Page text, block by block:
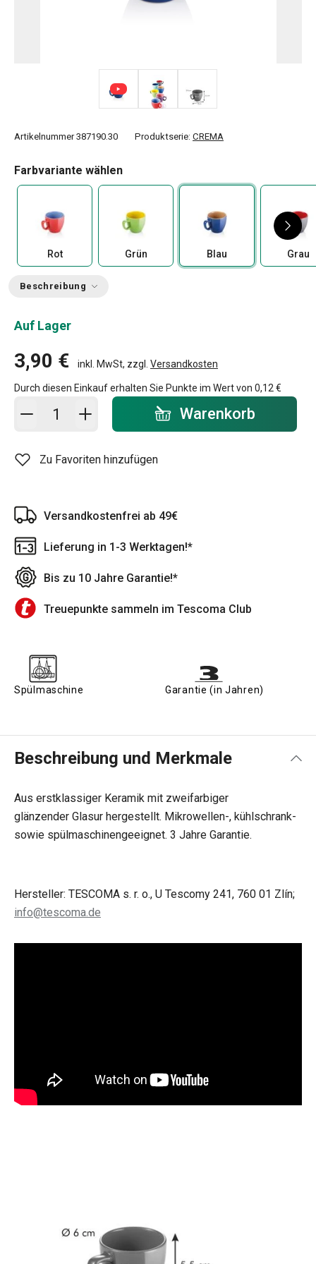
Artikelnummer 387190.30 Produktserie: CREMA
Farbvariante wählen
Rot Grün Blau Grau
Beschreibung
Auf Lager
3,90 € inkl. MwSt, zzgl. Versandkosten
Durch diesen Einkauf erhalten Sie Punkte im Wert von 0,12 €
In den Warenkorb - Menge Warenkorb
Zu Favoriten hinzufügen
Versandkostenfrei ab 49€
Lieferung in 1-3 Werktagen!*
Bis zu 10 Jahre Garantie!*
Treuepunkte sammeln im Tescoma Club
Spülmaschine Garantie (in Jahren)
Beschreibung und Merkmale
Aus erstklassiger Keramik mit zweifarbiger
glänzender Glasur hergestellt. Mikrowellen-, kühlschrank-
sowie spülmaschinengeeignet. 3 Jahre Garantie.
Hersteller: TESCOMA s. r. o., U Tescomy 241, 760 01 Zlín;
info@tescoma.de